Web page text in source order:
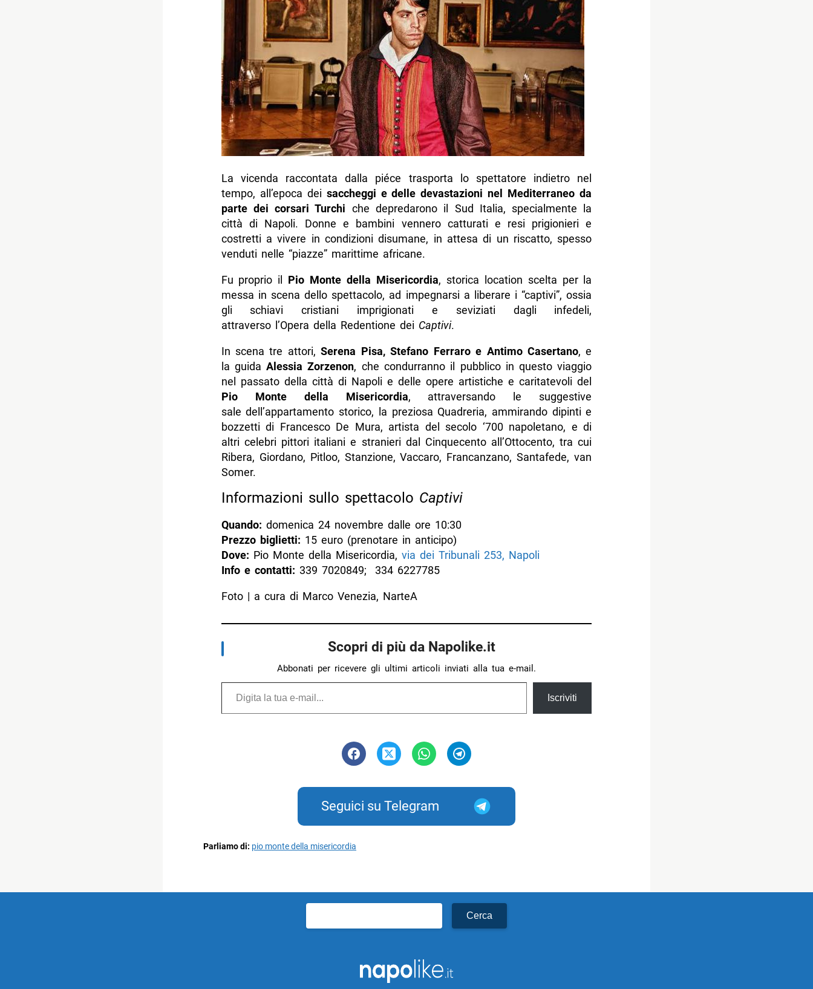
La vicenda raccontata dalla piéce trasporta lo spettatore indietro nel
tempo, all’epoca dei saccheggi e delle devastazioni nel Mediterraneo da
parte dei corsari Turchi che depredarono il Sud Italia, specialmente la
città di Napoli. Donne e bambini vennero catturati e resi prigionieri e
costretti a vivere in condizioni disumane, in attesa di un riscatto, spesso
venduti nelle “piazze” marittime africane.
Fu proprio il Pio Monte della Misericordia, storica location scelta per la
messa in scena dello spettacolo, ad impegnarsi a liberare i “captivi”, ossia
gli schiavi cristiani imprigionati e seviziati dagli infedeli,
attraverso l’Opera della Redentione dei Captivi.
In scena tre attori, Serena Pisa, Stefano Ferraro e Antimo Casertano, e
la guidaAlessia Zorzenon, che condurranno il pubblico in questo viaggio
nel passato della città di Napoli e delle opere artistiche e caritatevoli del
Pio Monte della Misericordia, attraversando le suggestive
sale dell’appartamento storico, la preziosa Quadreria, ammirando dipinti e
bozzetti di Francesco De Mura, artista del secolo ‘700 napoletano, e di
altri celebri pittori italiani e stranieri dal Cinquecento all’Ottocento, tra cui
Ribera, Giordano, Pitloo, Stanzione, Vaccaro, Francanzano, Santafede, van
Somer.
Informazioni sullo spettacolo Captivi
Quando: domenica 24 novembre dalle ore 10:30
Prezzo biglietti: 15 euro (prenotare in anticipo)
Dove: Pio Monte della Misericordia, via dei Tribunali 253, Napoli
Info e contatti: 339 7020849; 334 6227785
Foto | a cura di Marco Venezia, NarteA
Scopri di più da Napolike.it
Abbonati per ricevere gli ultimi articoli inviati alla tua e-mail.
Digita la tua e-mail...
Iscriviti
Seguici su Telegram
Parliamo di: pio monte della misericordia
per: